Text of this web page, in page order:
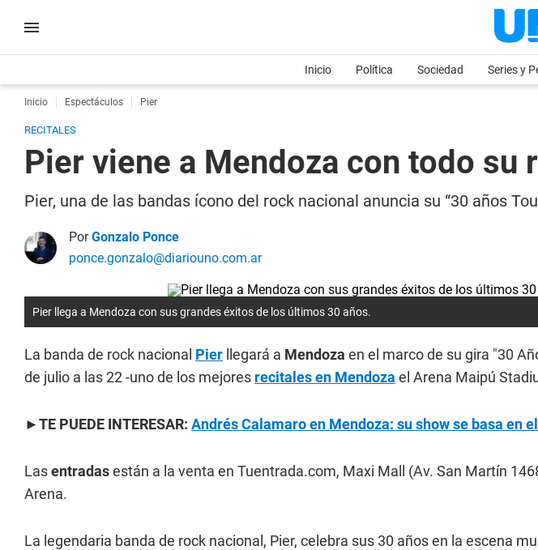
Inicio Política Sociedad Series y
Inicio Espectáculos Pier
RECITALES
Pier viene a Mendoza con todo su
Pier, una de las bandas ícono del rock nacional anuncia su “30 años
PorGonzalo Ponce
ponce.gonzalo@diariouno.com.ar
Pier llega a Mendoza con sus grandes éxitos de los últimos 30 años.
La banda de rock nacional Pier llegará a Mendoza en el marco de su gira "30
de julio a las 22 -uno de los mejores recitales en Mendoza el Arena Maipú
►TE PUEDE INTERESAR: Andrés Calamaro en Mendoza: su show se basa en
Lasentradasestán a la venta en Tuentrada.com, Maxi Mall (Av. San Martín
Arena.
La legendaria banda de rock nacional, Pier, celebra sus 30 años en la escena